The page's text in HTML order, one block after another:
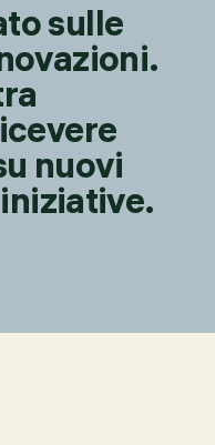
sulle
nuovi